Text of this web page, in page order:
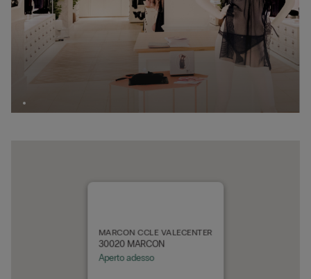
MARCON CCLE VALECENTER
30020 MARCON
Aperto adesso